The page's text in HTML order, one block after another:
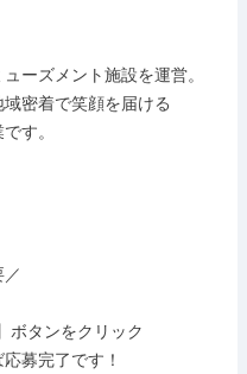
ーズメント施設を運営。
密着で笑顔を届ける
す。
ボタンをクリック
募完了です！